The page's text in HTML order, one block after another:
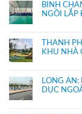
BÌNH
NGỒI LẮP
THÀNH
KHU NHÀ
LONG AN:
DỤC